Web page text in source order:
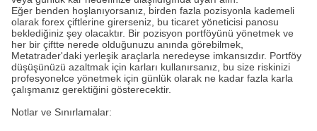
Eğer benden hoşlanıyorsanız, birden fazla pozisyonla kademeli
olarak forex çiftlerine girerseniz, bu ticaret yöneticisi panosu
beklediğiniz şey olacaktır. Bir pozisyon portföyünü yönetmek ve
her bir çiftte nerede olduğunuzu anında görebilmek,
Metatrader'daki yerleşik araçlarla neredeyse imkansızdır. Portföy
düşüşünüzü azaltmak için karları kullanırsanız, bu size riskinizi
profesyonelce yönetmek için günlük olarak ne kadar fazla karla
çalışmanız gerektiğini gösterecektir.
Notlar ve Sınırlamalar: